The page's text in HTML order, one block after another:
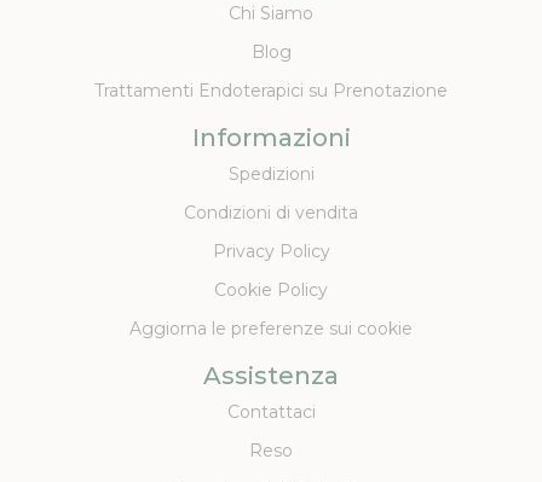
Chi Siamo
Blog
Trattamenti Endoterapici su Prenotazione
Informazioni
Spedizioni
Condizioni di vendita
Privacy Policy
Cookie Policy
Aggiorna le preferenze sui cookie
Assistenza
Contattaci
Reso